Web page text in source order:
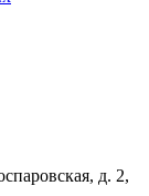
д. 2,